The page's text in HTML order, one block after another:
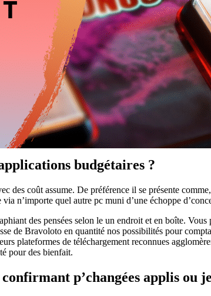
budgétaires ?
des coût assume. De préférence il se présente
n’importe quel autre pc muni d’une échoppe
des pensées selon le un endroit et en boîte.
de Bravoloto en quantité nos possibilités pour
plateformes de téléchargement reconnues
pour des bienfait.
p’changées applis ou